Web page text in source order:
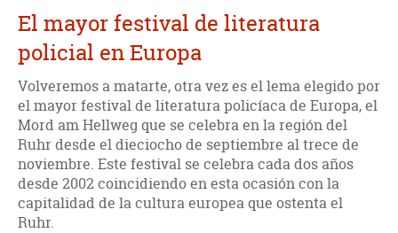
El mayor festival de literatura
policial en Europa
Volveremos a matarte, otra vez es el lema elegido por
el mayor festival de literatura policíaca de Europa, el
Mord am Hellweg que se celebra en la región del
Ruhr desde el dieciocho de septiembre al trece de
noviembre. Este festival se celebra cada dos años
desde 2002 coincidiendo en esta ocasión con la
capitalidad de la cultura europea que ostenta el
Ruhr.